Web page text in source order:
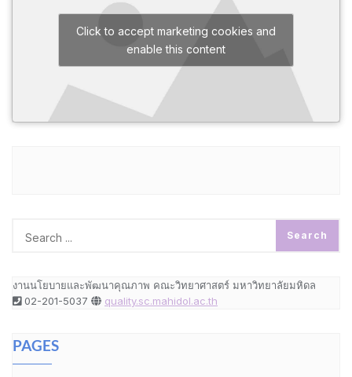
Click to accept marketing cookies and
enable this content
งานนโยบายและพัฒนาคุณภาพ คณะวิทยาศาสตร์ มหาวิทยาลัยมหิดล
02-201-5037
quality.sc.mahidol.ac.th
PAGES